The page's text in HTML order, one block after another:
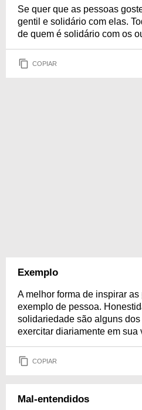
Se quer que as pessoas
gentil e solidário com elas.
de quem é solidário com os
COPIAR
Exemplo
A melhor forma de inspirar
exemplo de pessoa.
solidariedade são alguns
exercitar diariamente em sua
COPIAR
Mal-entendidos